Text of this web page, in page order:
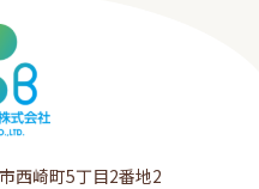
西崎町5丁目2番地2​